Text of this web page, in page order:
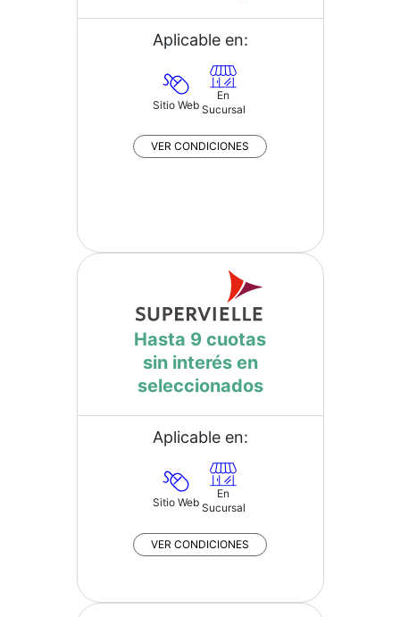
Aplicable en:
Sitio Web
En
Sucursal
VER CONDICIONES
Hasta 9 cuotas
sin interés en
seleccionados
Aplicable en:
Sitio Web
En
Sucursal
VER CONDICIONES